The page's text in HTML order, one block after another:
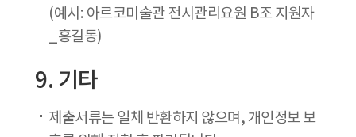
(예시: 아르코미술관 전시관리요원 B조 지원자
_홍길동)
9. 기타
제출서류는 일체 반환하지 않으며, 개인정보 보